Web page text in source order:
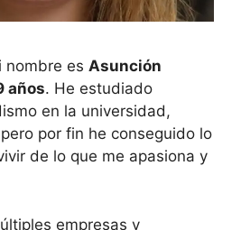
nombre es Asunción
años. He estudiado
en la universidad,
por fin he conseguido lo
de lo que me apasiona y
empresas y